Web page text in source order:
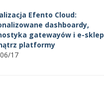
Efento Cloud:
dashboardy,
gatewayów i e-sklep
platformy
17